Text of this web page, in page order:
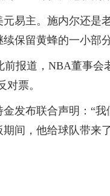
元易主。施内尔还是
保留黄蜂的一小部分
前报道，NBA董事
对票。
发布联合声明：“
间，他给球队带来